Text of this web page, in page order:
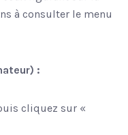
à consulter le menu
:
cliquez sur «